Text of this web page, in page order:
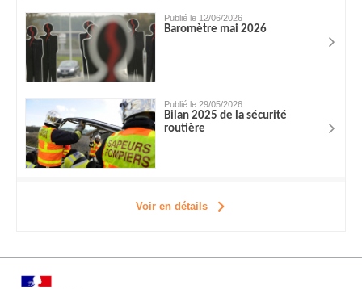
Publié le 12/06/2026
Baromètre mai 2026
Publié le 29/05/2026
Bilan 2025 de la sécurité
routière
Voir en détails